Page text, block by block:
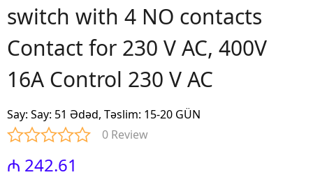
switch with 4 NO contacts
Contact for 230 V AC, 400V
16A Control 230 V AC
Say: Say: 51 Ədəd, Təslim: 15-20 GÜN
0 Review
₼ 242.61